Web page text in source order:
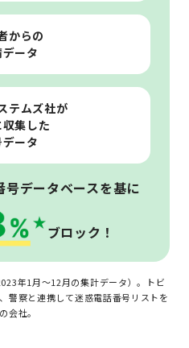
からの
ータ
テムズ社が
集した
ータ
データベースを基に
ブロック！
年1月～12月の集計データ）。トビ
警察と連携して迷惑電話番号リストを
会社。